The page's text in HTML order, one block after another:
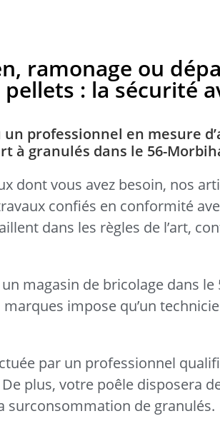
ramonage ou
: la sécurité
professionnel en mesure
à granulés dans le 56-
dont vous avez besoin, nos
confiés en conformité
dans les règles de l’art,
magasin de bricolage dans
impose qu’un
par un professionnel
plus, votre poêle disposera
de granulés.